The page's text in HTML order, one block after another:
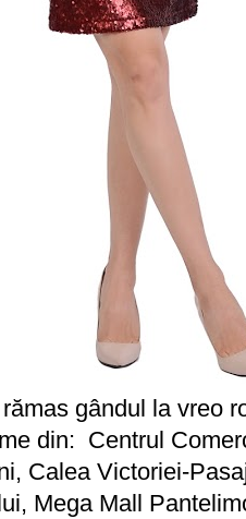
gândul la vreo
din: Centrul
Calea Victoriei-
Mega Mall